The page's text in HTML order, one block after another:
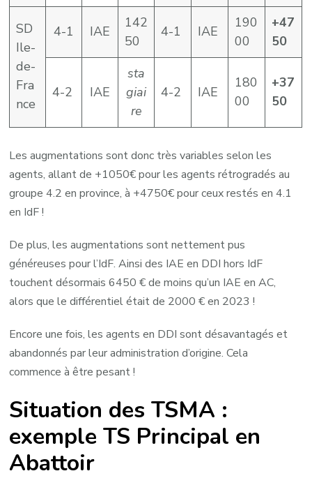
SD
Ile-
de-
Fra
nce
4-1 IAE
142
50
4-1 IAE
190
00
+47
50
4-2 IAE
sta
giai
re
4-2 IAE
180
00
+37
50
Les augmentations sont donc très variables selon les
agents, allant de +1050€ pour les agents rétrogradés au
groupe 4.2 en province, à +4750€ pour ceux restés en 4.1
en IdF !
De plus, les augmentations sont nettement pus
généreuses pour l’IdF. Ainsi des IAE en DDI hors IdF
touchent désormais 6450 € de moins qu’un IAE en AC,
alors que le différentiel était de 2000 € en 2023 !
Encore une fois, les agents en DDI sont désavantagés et
abandonnés par leur administration d’origine. Cela
commence à être pesant !
Situation des TSMA :
exemple TS Principal en
Abattoir